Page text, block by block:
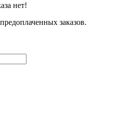
нет!
заказов.